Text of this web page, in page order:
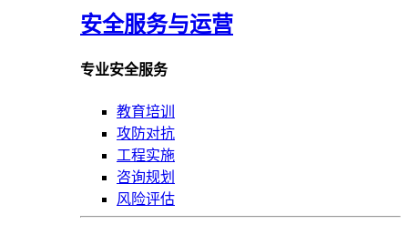
安全服务与运营
专业安全服务
教育培训
攻防对抗
工程实施
咨询规划
风险评估